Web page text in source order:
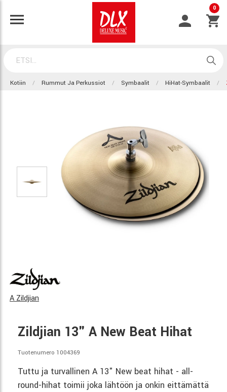
0
Kotiin Rummut Ja Perkussiot Symbaalit HiHat-Symbaalit
A Zildjian
Zildjian 13" A New Beat Hihat
Tuotenumero 1004369
Tuttu ja turvallinen A 13" New beat hihat - all-
round-hihat toimii joka lähtöön ja onkin eittämättä